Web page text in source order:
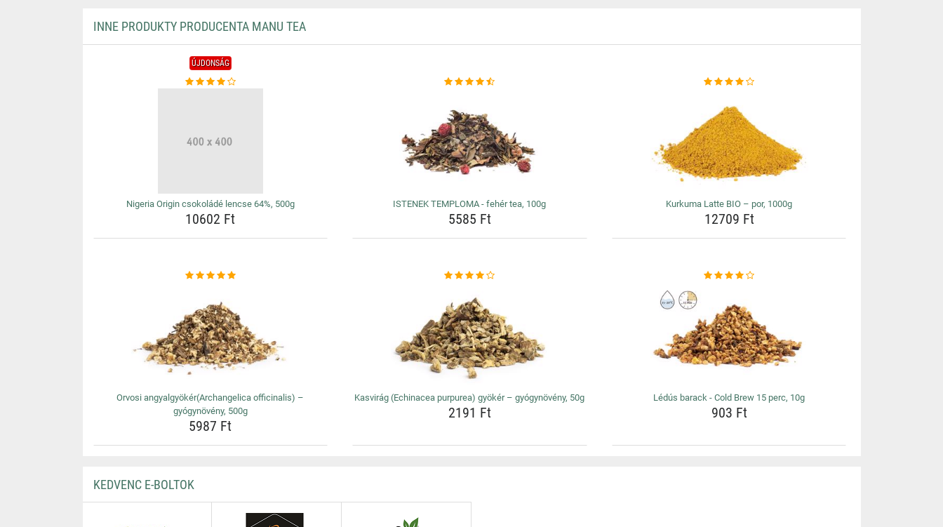
INNE PRODUKTY PRODUCENTA MANU TEA
ÚJDONSÁG
Nigeria Origin csokoládé lencse 64%, 500g
10602 Ft
ISTENEK TEMPLOMA - fehér tea, 100g
5585 Ft
Kurkuma Latte BIO – por, 1000g
12709 Ft
Orvosi angyalgyökér(Archangelica officinalis) –
gyógynövény, 500g
5987 Ft
Kasvirág (Echinacea purpurea) gyökér – gyógynövény, 50g
2191 Ft
Lédús barack - Cold Brew 15 perc, 10g
903 Ft
KEDVENC E-BOLTOK